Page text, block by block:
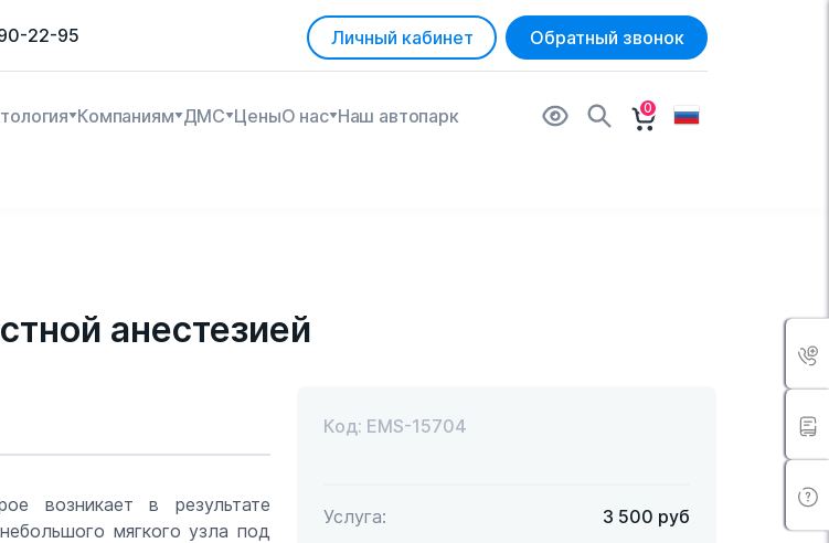
22-95 Личный кабинет Обратный звонок
Компаниям ДМС ЦеныО нас Наш автопарк
0
анестезией
возникает в результате
мягкого узла под
Код: EMS-15704
Услуга: 3 500 руб